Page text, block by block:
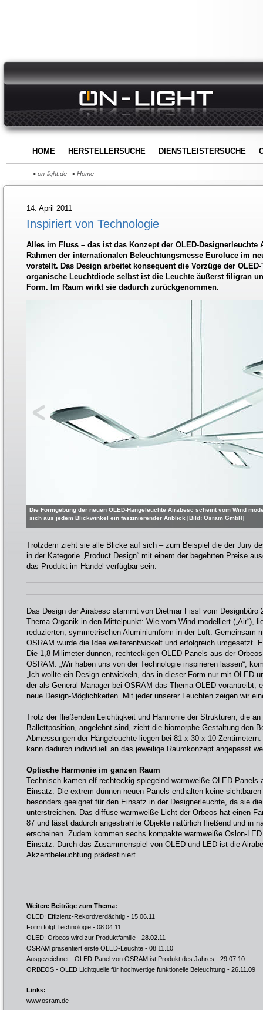
HOME HERSTELLERSUCHE DIENSTLEISTERSUCHE
> on-light.de > Home
14. April 2011
Inspiriert von Technologie
Alles im Fluss – das ist das Konzept der OLED-Designerleuchte
Rahmen der internationalen Beleuchtungsmesse Euroluce im
vorstellt. Das Design arbeitet konsequent die Vorzüge der
organische Leuchtdiode selbst ist die Leuchte äußerst filigran
Form. Im Raum wirkt sie dadurch zurückgenommen.
Die Formgebung der neuen OLED-Hängeleuchte Airabesc scheint vom Wind
sich aus jedem Blickwinkel ein faszinierender Anblick [Bild: Osram GmbH]
Trotzdem zieht sie alle Blicke auf sich – zum Beispiel die der Jury
in der Kategorie „Product Design“ mit einem der begehrten Preise
das Produkt im Handel verfügbar sein.
Das Design der Airabesc stammt von Dietmar Fissl vom Designbüro
Thema Organik in den Mittelpunkt: Wie vom Wind modelliert („Air“),
reduzierten, symmetrischen Aluminiumform in der Luft. Gemeinsam
OSRAM wurde die Idee weiterentwickelt und erfolgreich umgesetzt.
Die 1,8 Milimeter dünnen, rechteckigen OLED-Panels aus der
OSRAM. „Wir haben uns von der Technologie inspirieren lassen“,
„Ich wollte ein Design entwickeln, das in dieser Form nur mit OLED
der als General Manager bei OSRAM das Thema OLED vorantreibt,
neue Design-Möglichkeiten. Mit jeder unserer Leuchten zeigen wir
Trotz der fließenden Leichtigkeit und Harmonie der Strukturen, die
Ballettposition, angelehnt sind, zieht die biomorphe Gestaltung den
Abmessungen der Hängeleuchte liegen bei 81 x 30 x 10
kann dadurch individuell an das jeweilige Raumkonzept angepasst
Optische Harmonie im ganzen Raum
Technisch kamen elf rechteckig-spiegelnd-warmweiße OLED-Panels
Einsatz. Die extrem dünnen neuen Panels enthalten keine
besonders geeignet für den Einsatz in der Designerleuchte, da sie
unterstreichen. Das diffuse warmweiße Licht der Orbeos hat einen
87 und lässt dadurch angestrahlte Objekte natürlich fließend und in
erscheinen. Zudem kommen sechs kompakte warmweiße Oslon-
Einsatz. Durch das Zusammenspiel von OLED und LED ist die
Akzentbeleuchtung prädestiniert.
Weitere Beiträge zum Thema:
OLED: Effizienz-Rekordverdächtig - 15.06.11
Form folgt Technologie - 08.04.11
OLED: Orbeos wird zur Produktfamilie - 28.02.11
OSRAM präsentiert erste OLED-Leuchte - 08.11.10
Ausgezeichnet - OLED-Panel von OSRAM ist Produkt des Jahres - 29.07.10
ORBEOS - OLED Lichtquelle für hochwertige funktionelle Beleuchtung - 26.11.09
Links:
www.osram.de